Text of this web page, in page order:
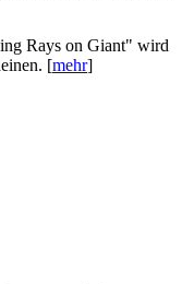
Rays on Giant" wird
[mehr]